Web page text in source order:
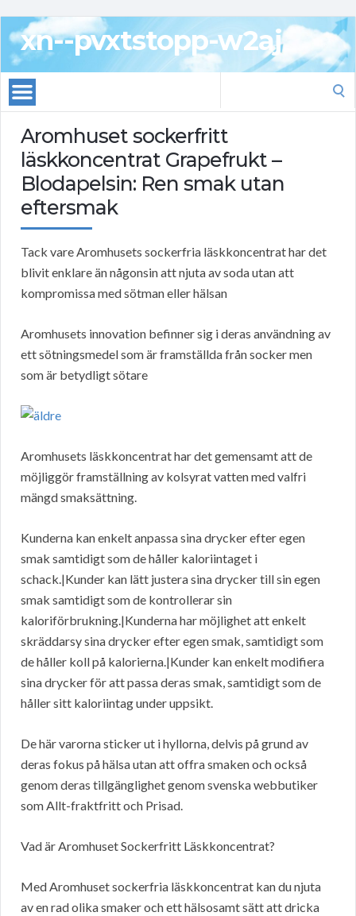
xn--pvxtstopp-w2aj
Aromhuset sockerfritt
läskkoncentrat Grapefrukt –
Blodapelsin: Ren smak utan
eftersmak
Tack vare Aromhusets sockerfria läskkoncentrat har det
blivit enklare än någonsin att njuta av soda utan att
kompromissa med sötman eller hälsan
Aromhusets innovation befinner sig i deras användning av
ett sötningsmedel som är framställda från socker men
som är betydligt sötare
Aromhusets läskkoncentrat har det gemensamt att de
möjliggör framställning av kolsyrat vatten med valfri
mängd smaksättning.
Kunderna kan enkelt anpassa sina drycker efter egen
smak samtidigt som de håller kaloriintaget i
schack.|Kunder kan lätt justera sina drycker till sin egen
smak samtidigt som de kontrollerar sin
kaloriförbrukning.|Kunderna har möjlighet att enkelt
skräddarsy sina drycker efter egen smak, samtidigt som
de håller koll på kalorierna.|Kunder kan enkelt modifiera
sina drycker för att passa deras smak, samtidigt som de
håller sitt kaloriintag under uppsikt.
De här varorna sticker ut i hyllorna, delvis på grund av
deras fokus på hälsa utan att offra smaken och också
genom deras tillgänglighet genom svenska webbutiker
som Allt-fraktfritt och Prisad.
Vad är Aromhuset Sockerfritt Läskkoncentrat?
Med Aromhuset sockerfria läskkoncentrat kan du njuta
av en rad olika smaker och ett hälsosamt sätt att dricka